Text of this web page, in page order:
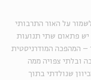
על האור התרבותי
יש פתאום שתי תנועות
– המהפכה המודרניסטית
ובלתי צפויה ממה
שנולדתי בתוך